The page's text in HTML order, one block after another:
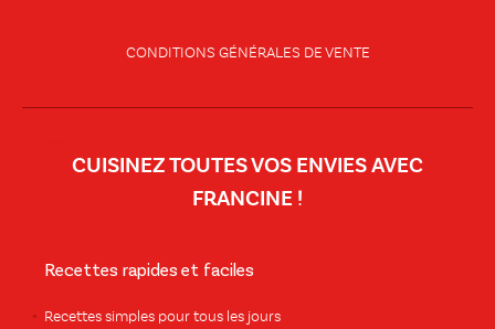
CONDITIONS GÉNÉRALES DE VENTE
CUISINEZ TOUTES VOS ENVIES AVEC
FRANCINE !
Recettes rapides et faciles
Recettes simples pour tous les jours